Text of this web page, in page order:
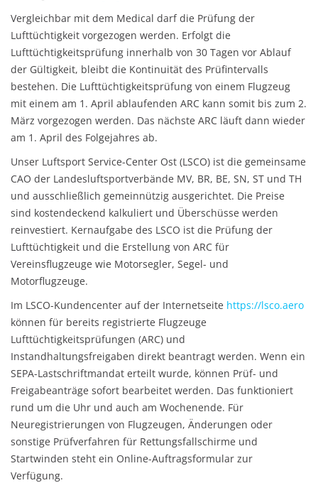
Vergleichbar mit dem Medical darf die Prüfung der
Lufttüchtigkeit vorgezogen werden. Erfolgt die
Lufttüchtigkeitsprüfung innerhalb von 30 Tagen vor Ablauf
der Gültigkeit, bleibt die Kontinuität des Prüfintervalls
bestehen. Die Lufttüchtigkeitsprüfung von einem Flugzeug
mit einem am 1. April ablaufenden ARC kann somit bis zum 2.
März vorgezogen werden. Das nächste ARC läuft dann wieder
am 1. April des Folgejahres ab.
Unser Luftsport Service-Center Ost (LSCO) ist die gemeinsame
CAO der Landesluftsportverbände MV, BR, BE, SN, ST und TH
und ausschließlich gemeinnützig ausgerichtet. Die Preise
sind kostendeckend kalkuliert und Überschüsse werden
reinvestiert. Kernaufgabe des LSCO ist die Prüfung der
Lufttüchtigkeit und die Erstellung von ARC für
Vereinsflugzeuge wie Motorsegler, Segel- und
Motorflugzeuge.
Im LSCO-Kundencenter auf der Internetseite https://lsco.aero
können für bereits registrierte Flugzeuge
Lufttüchtigkeitsprüfungen (ARC) und
Instandhaltungsfreigaben direkt beantragt werden. Wenn ein
SEPA-Lastschriftmandat erteilt wurde, können Prüf- und
Freigabeanträge sofort bearbeitet werden. Das funktioniert
rund um die Uhr und auch am Wochenende. Für
Neuregistrierungen von Flugzeugen, Änderungen oder
sonstige Prüfverfahren für Rettungsfallschirme und
Startwinden steht ein Online-Auftragsformular zur
Verfügung.